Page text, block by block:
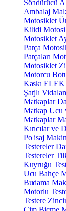
Söndürücü
Ambalaj
Motosiklet
Kilidi
Motosiklet
Parça
Parçaları
Motosiklet
Motorcu
Kaskı
Şarjlı
Matkaplar
Matkap Ucu
Matkaplar
Kırıcılar ve
Polisaj
Testereler
Testereler
Kuyruğu
Ucu Bahçe
Budama
Motorlu
Testere
Çim Biçme